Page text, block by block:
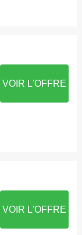
VOIR L'OFFRE
VOIR L'OFFRE